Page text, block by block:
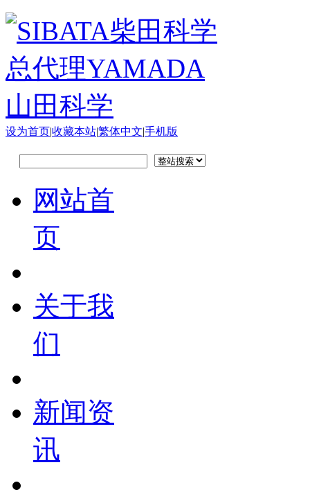
设为首页|收藏本站|繁体中文|手机版
网站首
页
关于我
们
新闻资
讯